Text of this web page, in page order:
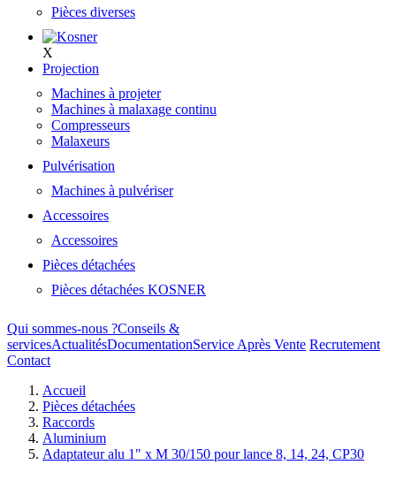
Pièces diverses
X
Projection
Machines à projeter
Machines à malaxage continu
Compresseurs
Malaxeurs
Pulvérisation
Machines à pulvériser
Accessoires
Accessoires
Pièces détachées
Pièces détachées KOSNER
Qui sommes-nous ?Conseils &
servicesActualitésDocumentationService Après Vente Recrutement
Contact
Accueil
Pièces détachées
Raccords
Aluminium
Adaptateur alu 1" x M 30/150 pour lance 8, 14, 24, CP30